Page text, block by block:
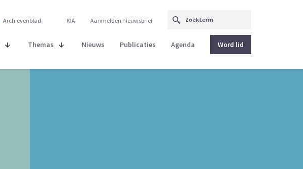
Archievenblad KIA Aanmelden nieuwsbrief
Themas Nieuws Publicaties Agenda Word lid